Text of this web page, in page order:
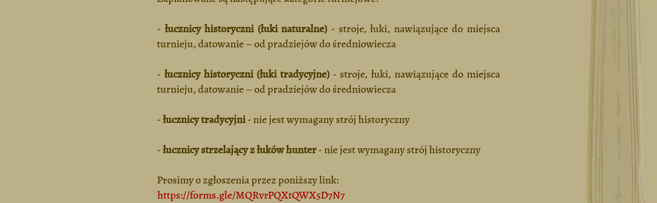
- łucznicy historyczni (łuki naturalne) - stroje, łuki, nawiązujące do miejsca
turnieju, datowanie – od pradziejów do średniowiecza
- łucznicy historyczni (łuki tradycyjne)- stroje, łuki, nawiązujące do miejsca
turnieju, datowanie – od pradziejów do średniowiecza
-łucznicy tradycyjni- nie jest wymagany strój historyczny
-łucznicy strzelający z łuków hunter- nie jest wymagany strój historyczny
Prosimy o zgłoszenia przez poniższy link:
https://forms.gle/MQRvrPQXtQWX5D7N7